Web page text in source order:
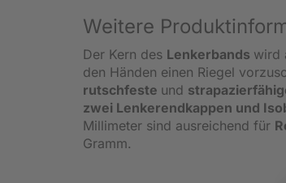
Weitere
Der Kern des Lenkerbands wird
den Händen einen Riegel
rutschfeste und
zwei Lenkerendkappen und
Millimeter sind ausreichend für
Gramm.